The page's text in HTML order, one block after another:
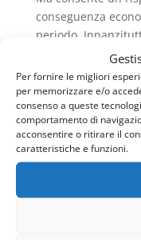
Per fornire le migliori
per memorizzare e/o
consenso a queste
comportamento di
acconsentire o ritirare il
caratteristiche e funzioni.
conseguenza
periodo.
metano) è molto
inoltre, come
della caldaia è
all’apertura del
ulteriore vantaggio
calda “infinita”,
Invece, con il
certo periodo di